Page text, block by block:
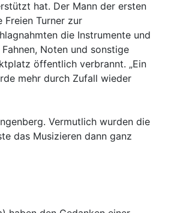
hat. Der Mann der ersten
Turner zur
die Instrumente und
Noten und sonstige
öffentlich verbrannt. „Ein
mehr durch Zufall wieder
Vermutlich wurden die
das Musizieren dann ganz